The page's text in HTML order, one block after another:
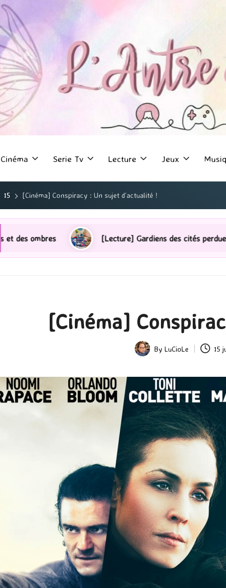
Cinéma Serie Tv Lecture Jeux
15 [Cinéma] Conspiracy : Un sujet d’actualité !
[Lecture] Gardiens des cités perdues : Le roman graphique Tome
[Cinéma]
Posted
ByLuCioLe 15